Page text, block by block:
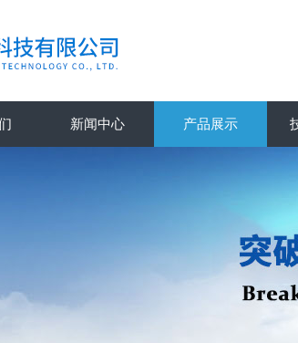
新闻中心 产品展示